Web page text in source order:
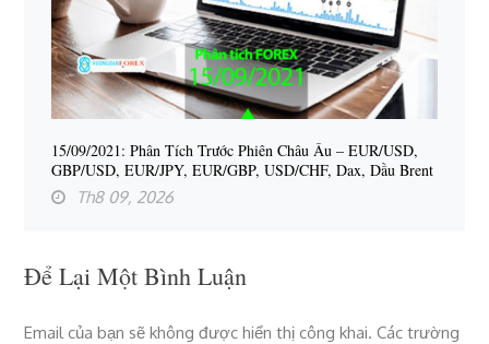
15/09/2021: Phân Tích Trước Phiên Châu Âu – EUR/USD,
GBP/USD, EUR/JPY, EUR/GBP, USD/CHF, Dax, Dầu Brent
Th8 09, 2026
Để Lại Một Bình Luận
Email của bạn sẽ không được hiển thị công khai. Các trường